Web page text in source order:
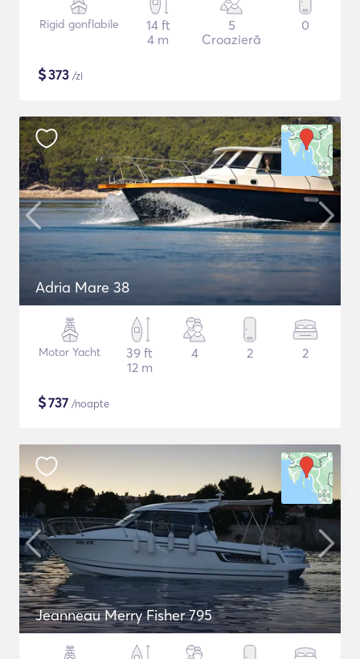
Rigid gonflabile
14 ft
4 m
5
Croazieră
0
$373 /zi
Adria Mare 38
Motor Yacht
39 ft
12 m
4 2 2
$737 /noapte
Jeanneau Merry Fisher 795